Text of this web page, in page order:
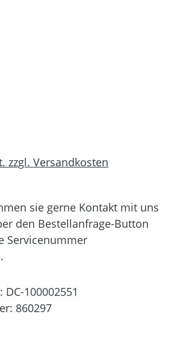
zzgl. Versandkosten
sie gerne Kontakt mit uns
den Bestellanfrage-Button
Servicenummer
DC-100002551
860297